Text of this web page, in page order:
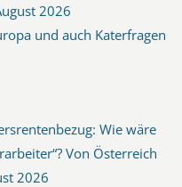
2026
und auch Katerfragen
Wie wäre
Von Österreich
2026